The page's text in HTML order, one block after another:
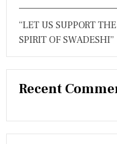
“LET US SUPPORT
SPIRIT OF SWADESHI”
Recent